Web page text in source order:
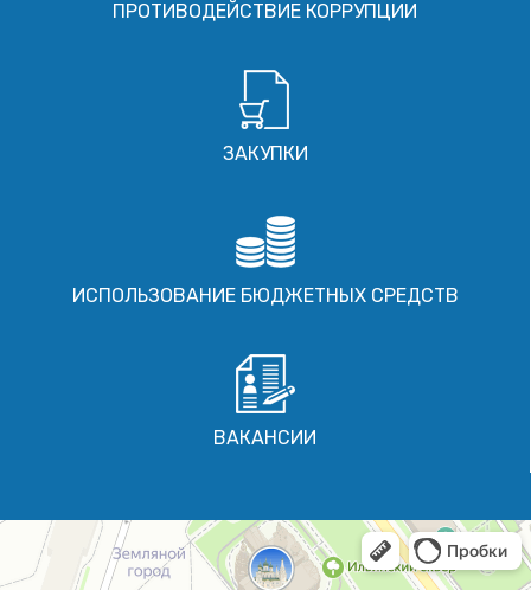
ПРОТИВОДЕЙСТВИЕ КОРРУПЦИИ
ЗАКУПКИ
ИСПОЛЬЗОВАНИЕ БЮДЖЕТНЫХ СРЕДСТВ
ВАКАНСИИ